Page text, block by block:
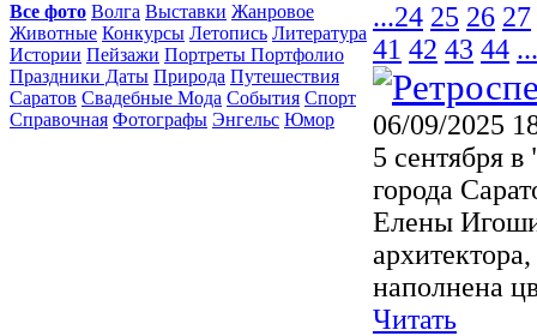
Все фото Волга Выставки Жанровое
Животные Конкурсы Летопись Литература
Истории Пейзажи Портреты Портфолио
Праздники Даты Природа Путешествия
Саратов Свадебные Мода События Спорт
Справочная Фотографы Энгельс Юмор
...24 25 26 27
41 42 43 44 ...
06/09/2025
5 сентября
города
Елены
наполнена
Читать